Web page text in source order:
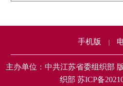
手机版
主办单位：中共江苏省委组织部
织部 苏ICP备